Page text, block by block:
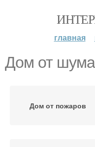
главная
Дом от шума
Дом от пожаров